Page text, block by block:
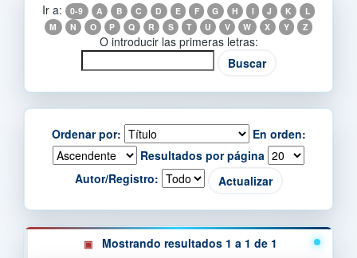
Ir a: 0-9 A B C D E F G H I J K
L
M
N O P Q R S T U V W X Y Z
O introducir las primeras letras:
Ordenar por:
En orden:
Resultados por página
Autor/Registro:
Mostrando resultados 1 a 1 de 1